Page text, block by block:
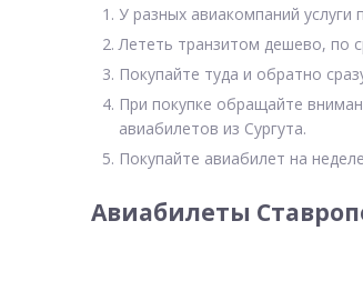
У разных авиакомпаний услуги
Лететь транзитом дешево, по
Покупайте туда и обратно
При покупке обращайте
авиабилетов из Сургута.
Покупайте авиабилет на
Авиабилеты